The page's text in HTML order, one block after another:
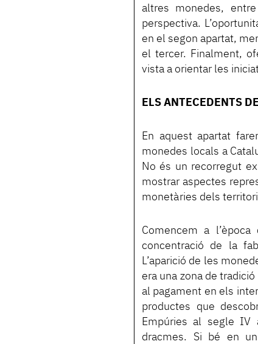
altres monedes,
perspectiva.
en el segon apartat,
el tercer. Finalment,
vista a orientar les
ELS ANTECEDENTS
En aquest apartat
monedes locals a
No és un recorregut
mostrar aspectes
monetàries dels
Comencem a
concentració de la
L’aparició de les
era una zona de
al pagament en els
productes que
Empúries al segle IV
dracmes. Si bé en